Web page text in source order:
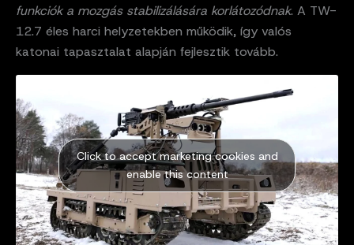
funkciók a mozgás stabilizálására korlátozódnak. A TW-
12.7 éles harci helyzetekben működik, így valós
katonai tapasztalat alapján fejlesztik tovább.
Click to accept marketing cookies and
enable this content